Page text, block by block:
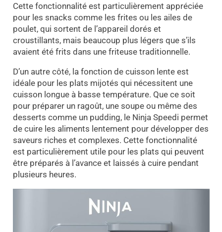
Cette fonctionnalité est particulièrement appréciée
pour les snacks comme les frites ou les ailes de
poulet, qui sortent de l’appareil dorés et
croustillants, mais beaucoup plus légers que s’ils
avaient été frits dans une friteuse traditionnelle.
D’un autre côté, la fonction de cuisson lente est
idéale pour les plats mijotés qui nécessitent une
cuisson longue à basse température. Que ce soit
pour préparer un ragoût, une soupe ou même des
desserts comme un pudding, le Ninja Speedi permet
de cuire les aliments lentement pour développer des
saveurs riches et complexes. Cette fonctionnalité
est particulièrement utile pour les plats qui peuvent
être préparés à l’avance et laissés à cuire pendant
plusieurs heures.